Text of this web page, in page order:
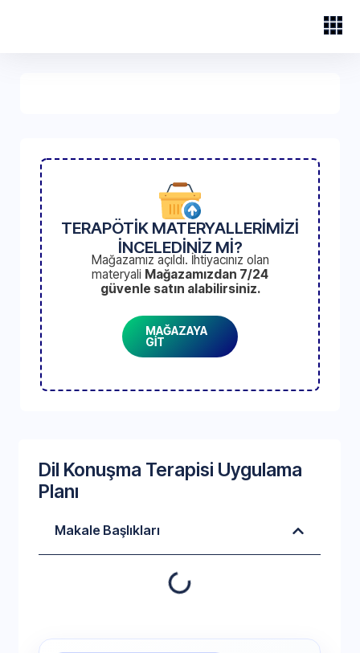
TERAPÖTİK MATERYALLERİMİZİ
İNCELEDİNİZ Mİ?
Mağazamız açıldı. İhtiyacınız olan
materyali Mağazamızdan 7/24
güvenle satın alabilirsiniz.
MAĞAZAYA
GİT
Dil Konuşma Terapisi Uygulama
Planı
Makale Başlıkları